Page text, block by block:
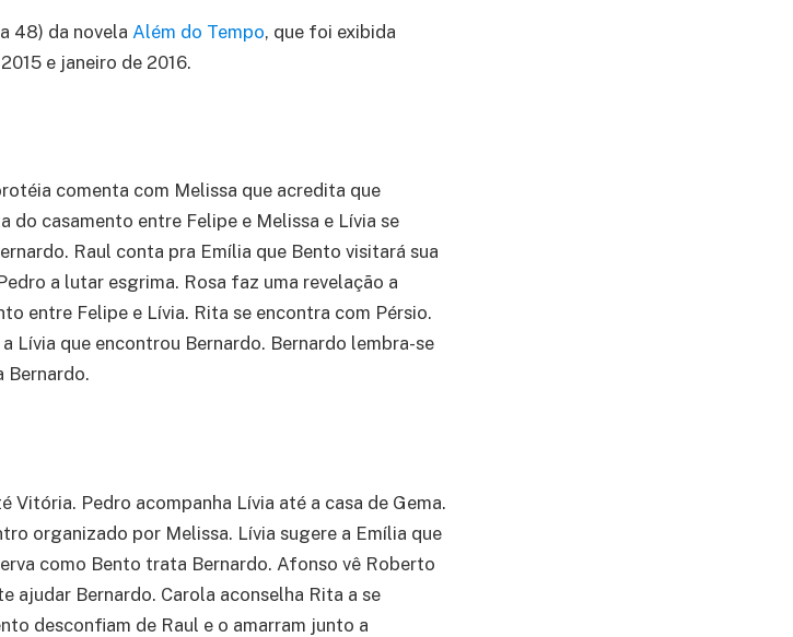
48) da novela Além do Tempo, que foi exibida
e janeiro de 2016.
comenta com Melissa que acredita que
do casamento entre Felipe e Melissa e Lívia se
Raul conta pra Emília que Bento visitará sua
a lutar esgrima. Rosa faz uma revelação a
entre Felipe e Lívia. Rita se encontra com Pérsio.
Lívia que encontrou Bernardo. Bernardo lembra-se
Bernardo.
Vitória. Pedro acompanha Lívia até a casa de Gema.
organizado por Melissa. Lívia sugere a Emília que
como Bento trata Bernardo. Afonso vê Roberto
ajudar Bernardo. Carola aconselha Rita a se
desconfiam de Raul e o amarram junto a